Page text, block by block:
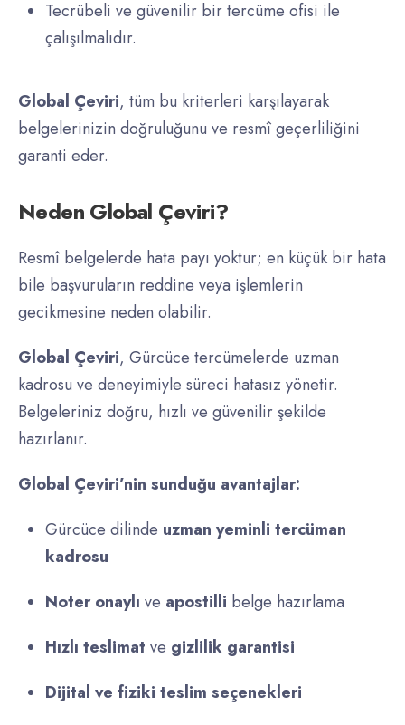
Tecrübeli ve güvenilir bir tercüme ofisi ile
çalışılmalıdır.
Global Çeviri, tüm bu kriterleri karşılayarak
belgelerinizin doğruluğunu ve resmî geçerliliğini
garanti eder.
Neden Global Çeviri?
Resmî belgelerde hata payı yoktur; en küçük bir hata
bile başvuruların reddine veya işlemlerin
gecikmesine neden olabilir.
Global Çeviri, Gürcüce tercümelerde uzman
kadrosu ve deneyimiyle süreci hatasız yönetir.
Belgeleriniz doğru, hızlı ve güvenilir şekilde
hazırlanır.
Global Çeviri’nin sunduğu avantajlar:
Gürcüce dilinde uzman yeminli tercüman
kadrosu
Noter onaylı ve apostilli belge hazırlama
Hızlı teslimat ve gizlilik garantisi
Dijital ve fiziki teslim seçenekleri